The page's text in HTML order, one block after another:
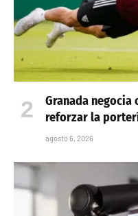
Granada negocia
reforzar la
agosto 6, 2026